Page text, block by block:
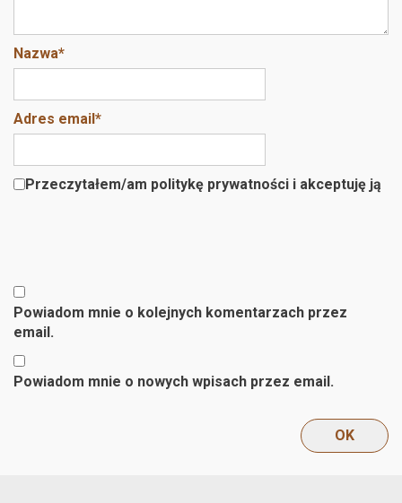
Nazwa*
Adres email*
Przeczytałem/am politykę prywatności i akceptuję ją
Powiadom mnie o kolejnych komentarzach przez
email.
Powiadom mnie o nowych wpisach przez email.